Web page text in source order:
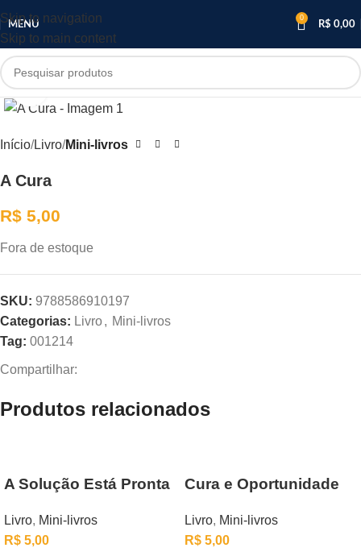
Skip to navigation
Skip to main content
MENU
0
R$ 0,00
Clique para ampliar
Início Livro Mini-livros
A Cura
R$ 5,00
Fora de estoque
SKU: 9788586910197
Categorias: Livro, Mini-livros
Tag: 001214
Compartilhar:
Produtos relacionados
A Solução Está Pronta
Livro, Mini-livros
R$ 5,00
Cura e Oportunidade
Livro, Mini-livros
R$ 5,00